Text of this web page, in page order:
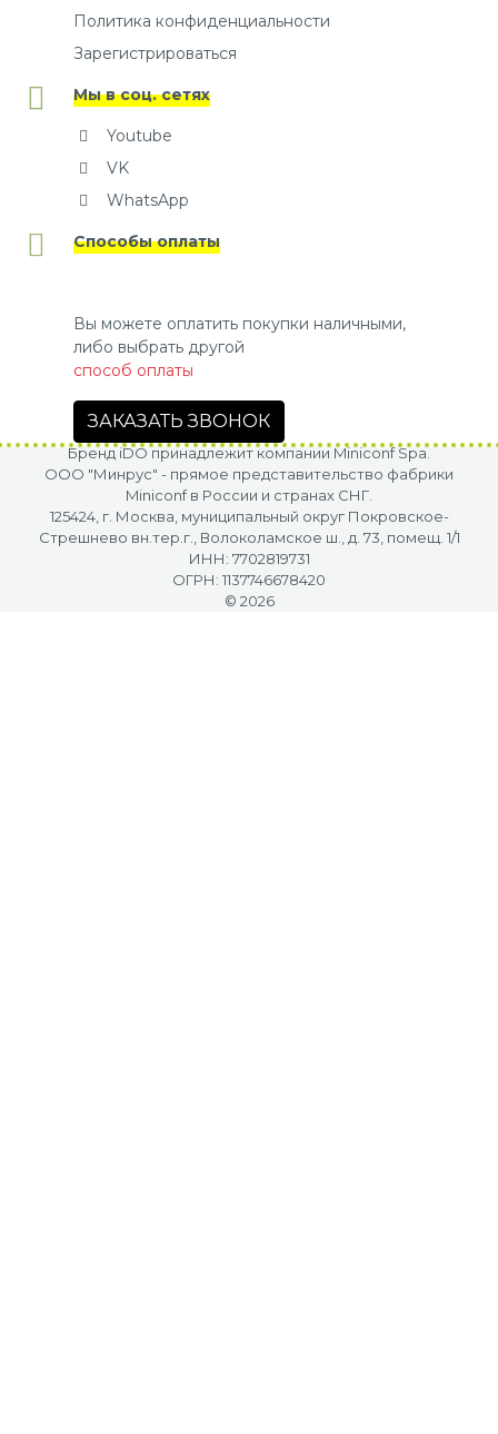
Политика конфиденциальности
Зарегистрироваться
Мы в соц. сетях
Youtube
VK
WhatsApp
Способы оплаты
Вы можете оплатить покупки наличными,
либо выбрать другой
способ оплаты
ЗАКАЗАТЬ ЗВОНОК
Бренд iDO принадлежит компании Miniconf Spa.
OOO "Минрус" - прямое представительство фабрики
Miniconf в России и странах СНГ.
125424, г. Москва, муниципальный округ Покровское-
Стрешнево вн.тер.г., Волоколамское ш., д. 73, помещ. 1/1
ИНН: 7702819731
ОГРН: 1137746678420
© 2026